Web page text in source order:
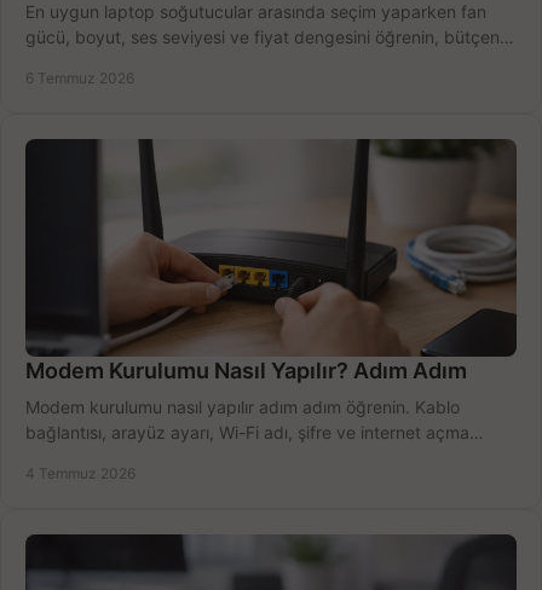
En uygun laptop soğutucular arasında seçim yaparken fan
gücü, boyut, ses seviyesi ve fiyat dengesini öğrenin, bütçenizi
6 Temmuz 2026
Modem Kurulumu Nasıl Yapılır? Adım Adım
Modem kurulumu nasıl yapılır adım adım öğrenin. Kablo
bağlantısı, arayüz ayarı, Wi-Fi adı, şifre ve internet açma
4 Temmuz 2026